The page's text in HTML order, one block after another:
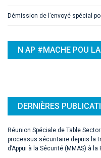
Démission de l’envoyé spécial
N AP #MACHE POU
DERNIÈRES
Réunion Spéciale de Table
processus sécuritaire depuis la
d’Appui à la Sécurité (MMAS) à